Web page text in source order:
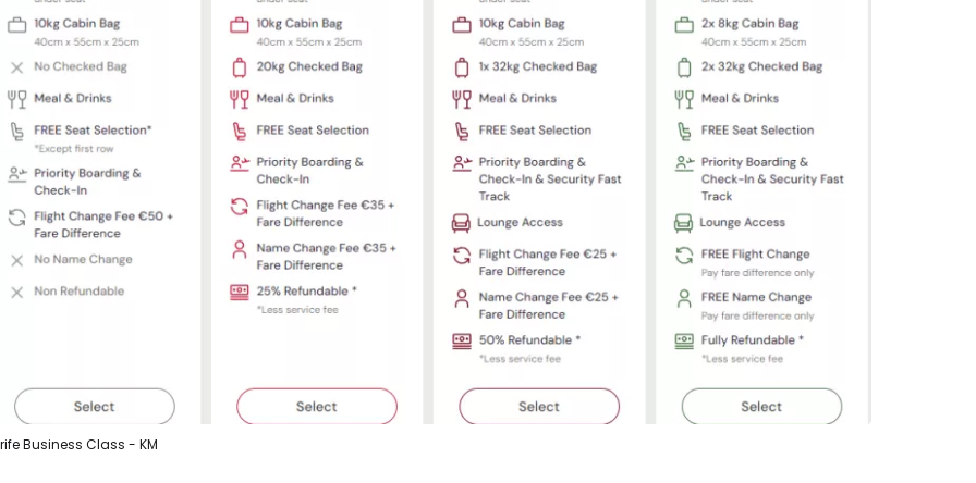
Business Class - KM